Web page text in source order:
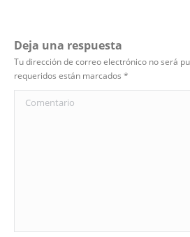
Deja una respuesta
Tu dirección de correo electrónico no será
requeridos están marcados *
Comentario